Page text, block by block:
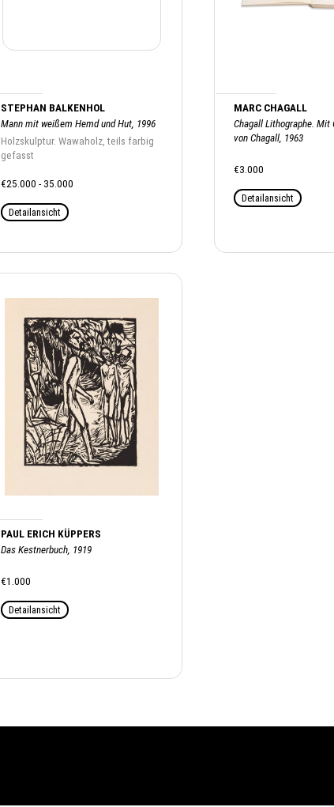
STEPHAN BALKENHOL
Mann mit weißem Hemd und Hut, 1996
Holzskulptur. Wawaholz, teils farbig
gefasst
€25.000 - 35.000
Detailansicht
MARC CHAGALL
Chagall Lithographe. Mit
von Chagall, 1963
€3.000
Detailansicht
PAUL ERICH KÜPPERS
Das Kestnerbuch, 1919
€1.000
Detailansicht